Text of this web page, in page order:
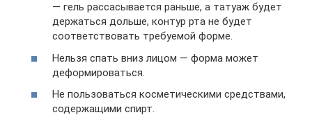
— гель рассасывается раньше, а татуаж будет
держаться дольше, контур рта не будет
соответствовать требуемой форме.
Нельзя спать вниз лицом — форма может
деформироваться.
Не пользоваться косметическими средствами,
содержащими спирт.